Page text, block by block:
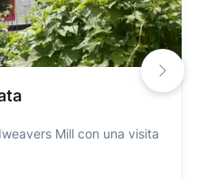
Mill con una visita